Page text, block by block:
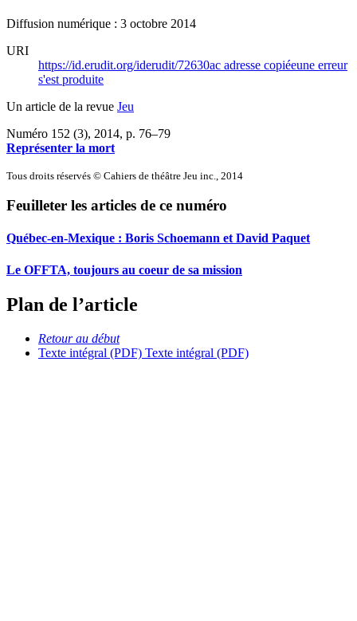
Diffusion numérique : 3 octobre 2014
URI
https://id.erudit.org/iderudit/72630ac adresse copiéeune erreur
s'est produite
Un article de la revue Jeu
Numéro 152 (3), 2014, p. 76–79
Représenter la mort
Tous droits réservés © Cahiers de théâtre Jeu inc., 2014
Feuilleter les articles de ce numéro
Québec-en-Mexique : Boris Schoemann et David Paquet
Le OFFTA, toujours au coeur de sa mission
Plan de l’article
Retour au début
Texte intégral (PDF) Texte intégral (PDF)